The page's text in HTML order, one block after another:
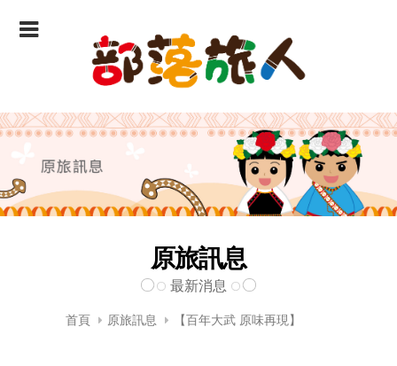
原旅訊息
最新消息
首頁 原旅訊息 【百年大武 原味再現】